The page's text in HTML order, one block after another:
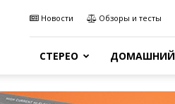
Новости Обзоры и тесты
СТЕРЕО ДОМАШНИЙ